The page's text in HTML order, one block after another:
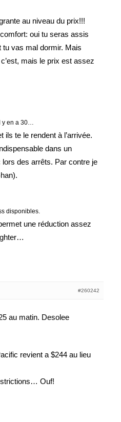
au niveau du prix!!!
oui tu seras assis
tu vas mal dormir. Mais
mais le prix est assez
y en a 30…
te le rendent à l’arrivée.
dans un
lors des arrêts. Par contre je
disponibles.
une réduction assez
#260242
au matin. Desolee
revient a $244 au lieu
Ouf!